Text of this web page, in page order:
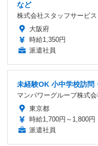
など
株式会社スタッフサービス
大阪府
時給1,350円
派遣社員
未経験OK 小中学校訪問
マンパワーグループ株式会
東京都
時給1,700円～1,800円
派遣社員